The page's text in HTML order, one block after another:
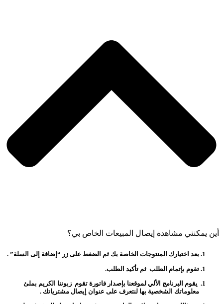
أين يمكنني مشاهدة إيصال المبيعات الخاص بي؟
بعد اختيارك المنتوجات الخاصة بك ثم الضغط على زر “ إضافة إلى السلة” .
تقوم بإتمام الطلب ثم تأكيد الطلب.
يقوم البرنامج الألي لموقعنا بإصدار فاتورة تقوم زبوننا الكريم بملئ
معلوماتك الشخصية بها لنتعرف على عنوان إيصال مشترياتك .